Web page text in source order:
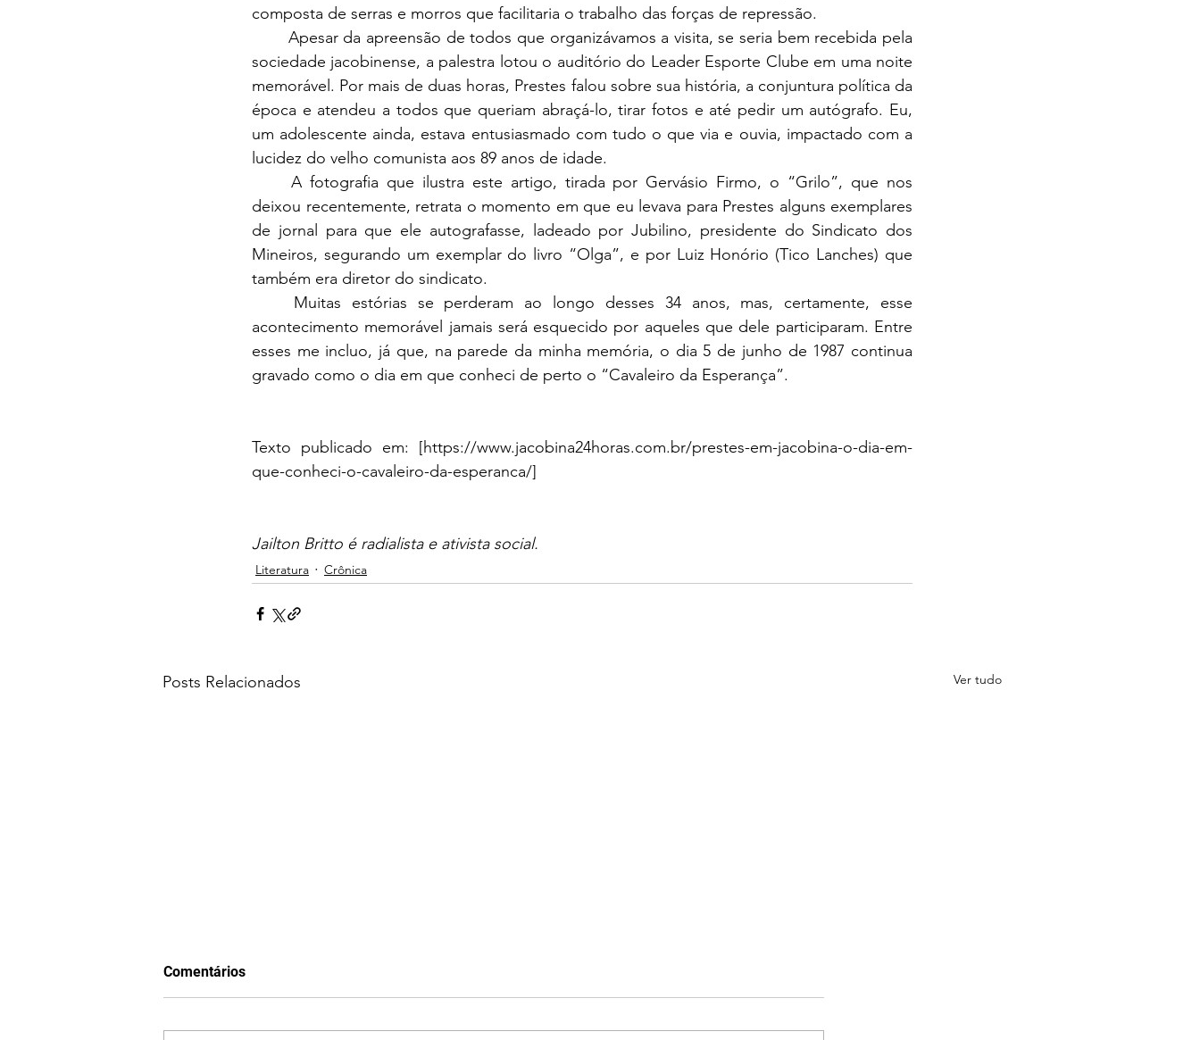
composta de serras e morros que facilitaria o trabalho das forças de repressão.
Apesar da apreensão de todos que organizávamos a visita, se seria bem recebida pela
sociedade jacobinense, a palestra lotou o auditório do Leader Esporte Clube em uma noite
memorável. Por mais de duas horas, Prestes falou sobre sua história, a conjuntura política da
época e atendeu a todos que queriam abraçá-lo, tirar fotos e até pedir um autógrafo. Eu,
um adolescente ainda, estava entusiasmado com tudo o que via e ouvia, impactado com a
lucidez do velho comunista aos 89 anos de idade.
A fotografia que ilustra este artigo, tirada por Gervásio Firmo, o “Grilo”, que nos
deixou recentemente, retrata o momento em que eu levava para Prestes alguns exemplares
de jornal para que ele autografasse, ladeado por Jubilino, presidente do Sindicato dos
Mineiros, segurando um exemplar do livro “Olga”, e por Luiz Honório (Tico Lanches) que
também era diretor do sindicato.
Muitas estórias se perderam ao longo desses 34 anos, mas, certamente, esse
acontecimento memorável jamais será esquecido por aqueles que dele participaram. Entre
esses me incluo, já que, na parede da minha memória, o dia 5 de junho de 1987 continua
gravado como o dia em que conheci de perto o “Cavaleiro da Esperança”.
Texto publicado em: [https://www.jacobina24horas.com.br/prestes-em-jacobina-o-dia-em-
que-conheci-o-cavaleiro-da-esperanca/]
Jailton Britto é radialista e ativista social.
Literatura Crônica
Posts Relacionados Ver tudo
Comentários